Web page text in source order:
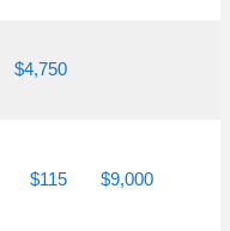
$4,750
$115 $9,000